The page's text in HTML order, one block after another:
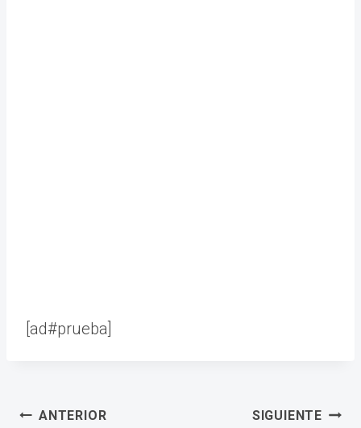
[ad#prueba]
Navegación
ANTERIOR SIGUIENTE